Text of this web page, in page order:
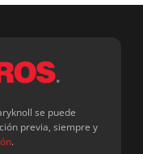
se puede
previa, siempre y
.